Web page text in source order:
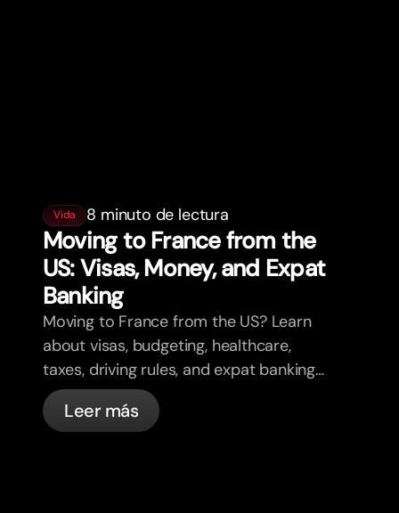
Vida 8 minuto de lectura
Moving to France from the
US: Visas, Money, and Expat
Banking
Moving to France from the US? Learn
about visas, budgeting, healthcare,
taxes, driving rules, and expat banking
in France with bunq.
Leer más